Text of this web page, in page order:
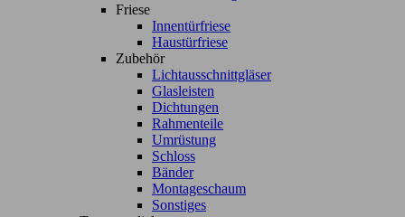
Friese
Innentürfriese
Haustürfriese
Zubehör
Lichtausschnittgläser
Glasleisten
Dichtungen
Rahmenteile
Umrüstung
Schloss
Bänder
Montageschaum
Sonstiges